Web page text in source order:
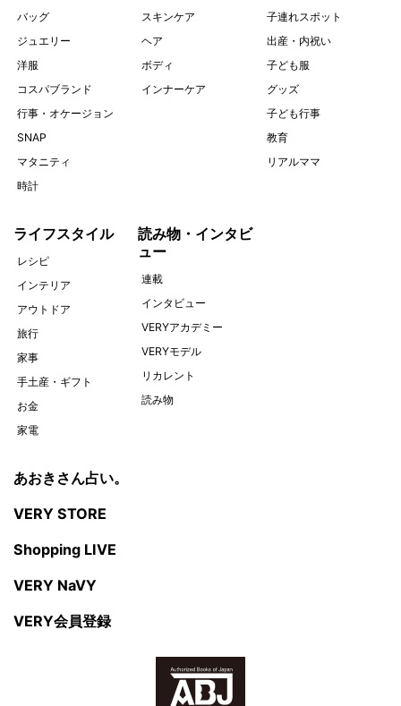
バッグ
ジュエリー
洋服
コスパブランド
行事・オケージョン
SNAP
マタニティ
時計
スキンケア
ヘア
ボディ
インナーケア
子連れスポット
出産・内祝い
子ども服
グッズ
子ども行事
教育
リアルママ
ライフスタイル
レシピ
インテリア
アウトドア
旅行
家事
手土産・ギフト
お金
家電
読み物・インタビ
ュー
連載
インタビュー
VERYアカデミー
VERYモデル
リカレント
読み物
あおきさん占い。
VERY STORE
Shopping LIVE
VERY NaVY
VERY会員登録